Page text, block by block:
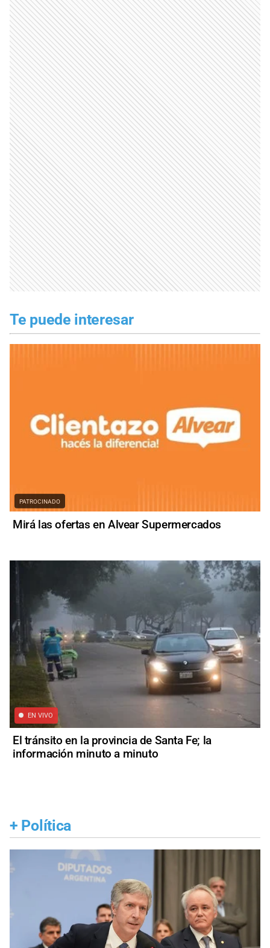
Te puede interesar
PATROCINADO
Mirá las ofertas en Alvear Supermercados
EN VIVO
El tránsito en la provincia de Santa Fe; la
información minuto a minuto
+ Política